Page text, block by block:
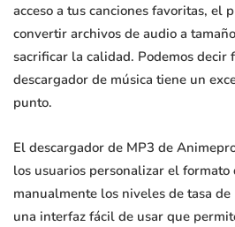
acceso a tus canciones favoritas, el
convertir archivos de audio a
sacrificar la calidad. Podemos decir
descargador de música tiene un
punto.
El descargador de MP3 de
los usuarios personalizar el
manualmente los niveles de tasa
una interfaz fácil de usar que